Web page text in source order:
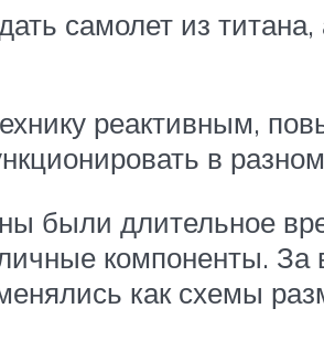
самолет из
реактивным,
в
были длительное
компоненты.
как схемы